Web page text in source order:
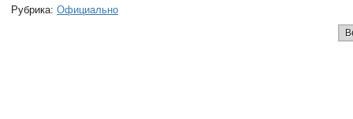
Рубрика: Официально